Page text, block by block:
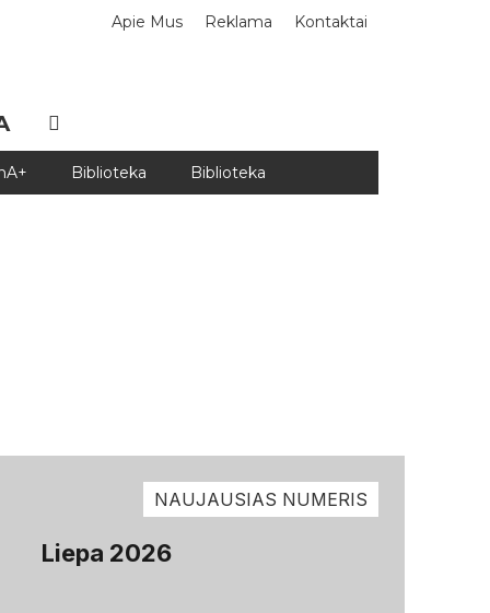
Apie Mus Reklama Kontaktai
Biblioteka Biblioteka
NAUJAUSIAS NUMERIS
Liepa 2026